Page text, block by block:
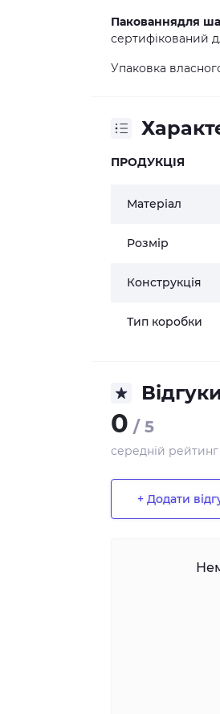
Пакованнядля
сертифікований
Упаковка
ПРОДУКЦІЯ
Матеріал
Розмір
Конструкція
Тип коробки
0 / 5
середній
+ Додати